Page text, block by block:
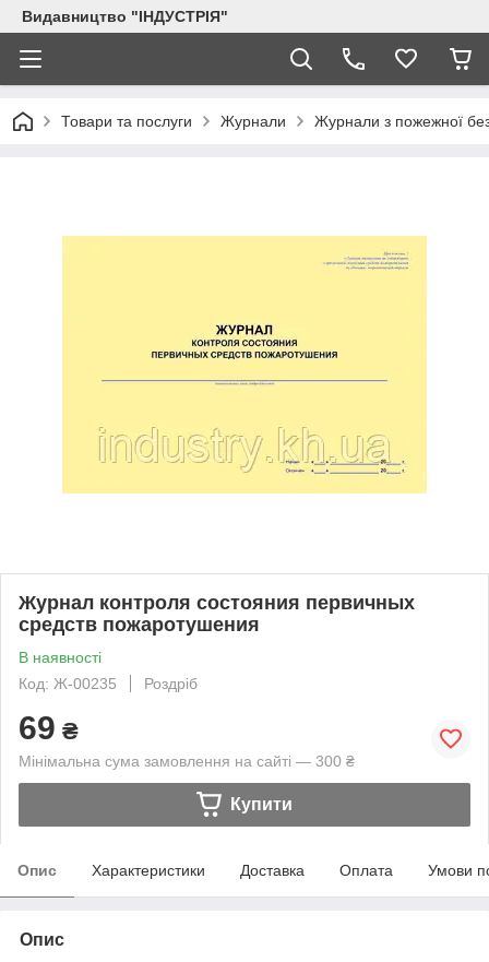
Видавництво "ІНДУСТРІЯ"
Товари та послуги Журнали Журнали з пожежної
Журнал контроля состояния первичных
средств пожаротушения
В наявності
Код: Ж-00235
Роздріб
69 ₴
Мінімальна сума замовлення на сайті — 300 ₴
Купити
Опис Характеристики Доставка Оплата Умови
Опис